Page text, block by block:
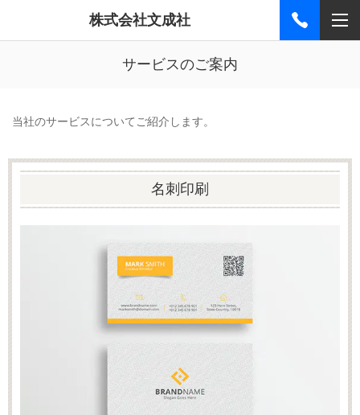
株式会社文成社
サービスのご案内
当社のサービスについてご紹介します。
名刺印刷